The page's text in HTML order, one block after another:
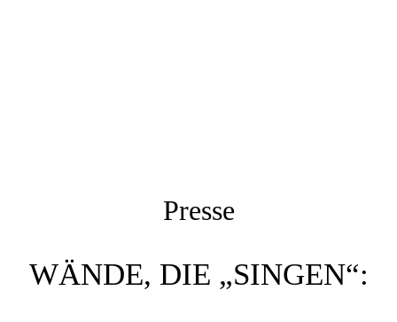
Presse
WÄNDE, DIE „SINGEN“: